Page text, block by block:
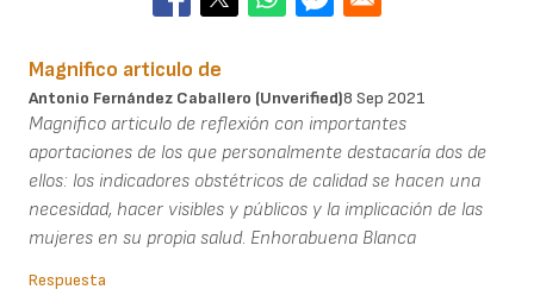
Magnifico articulo de
Antonio Fernández Caballero (unverified)8 Sep 2021
Magnifico articulo de reflexión con importantes
aportaciones de los que personalmente destacaría dos de
ellos: los indicadores obstétricos de calidad se hacen una
necesidad, hacer visibles y públicos y la implicación de las
mujeres en su propia salud. Enhorabuena Blanca
Respuesta